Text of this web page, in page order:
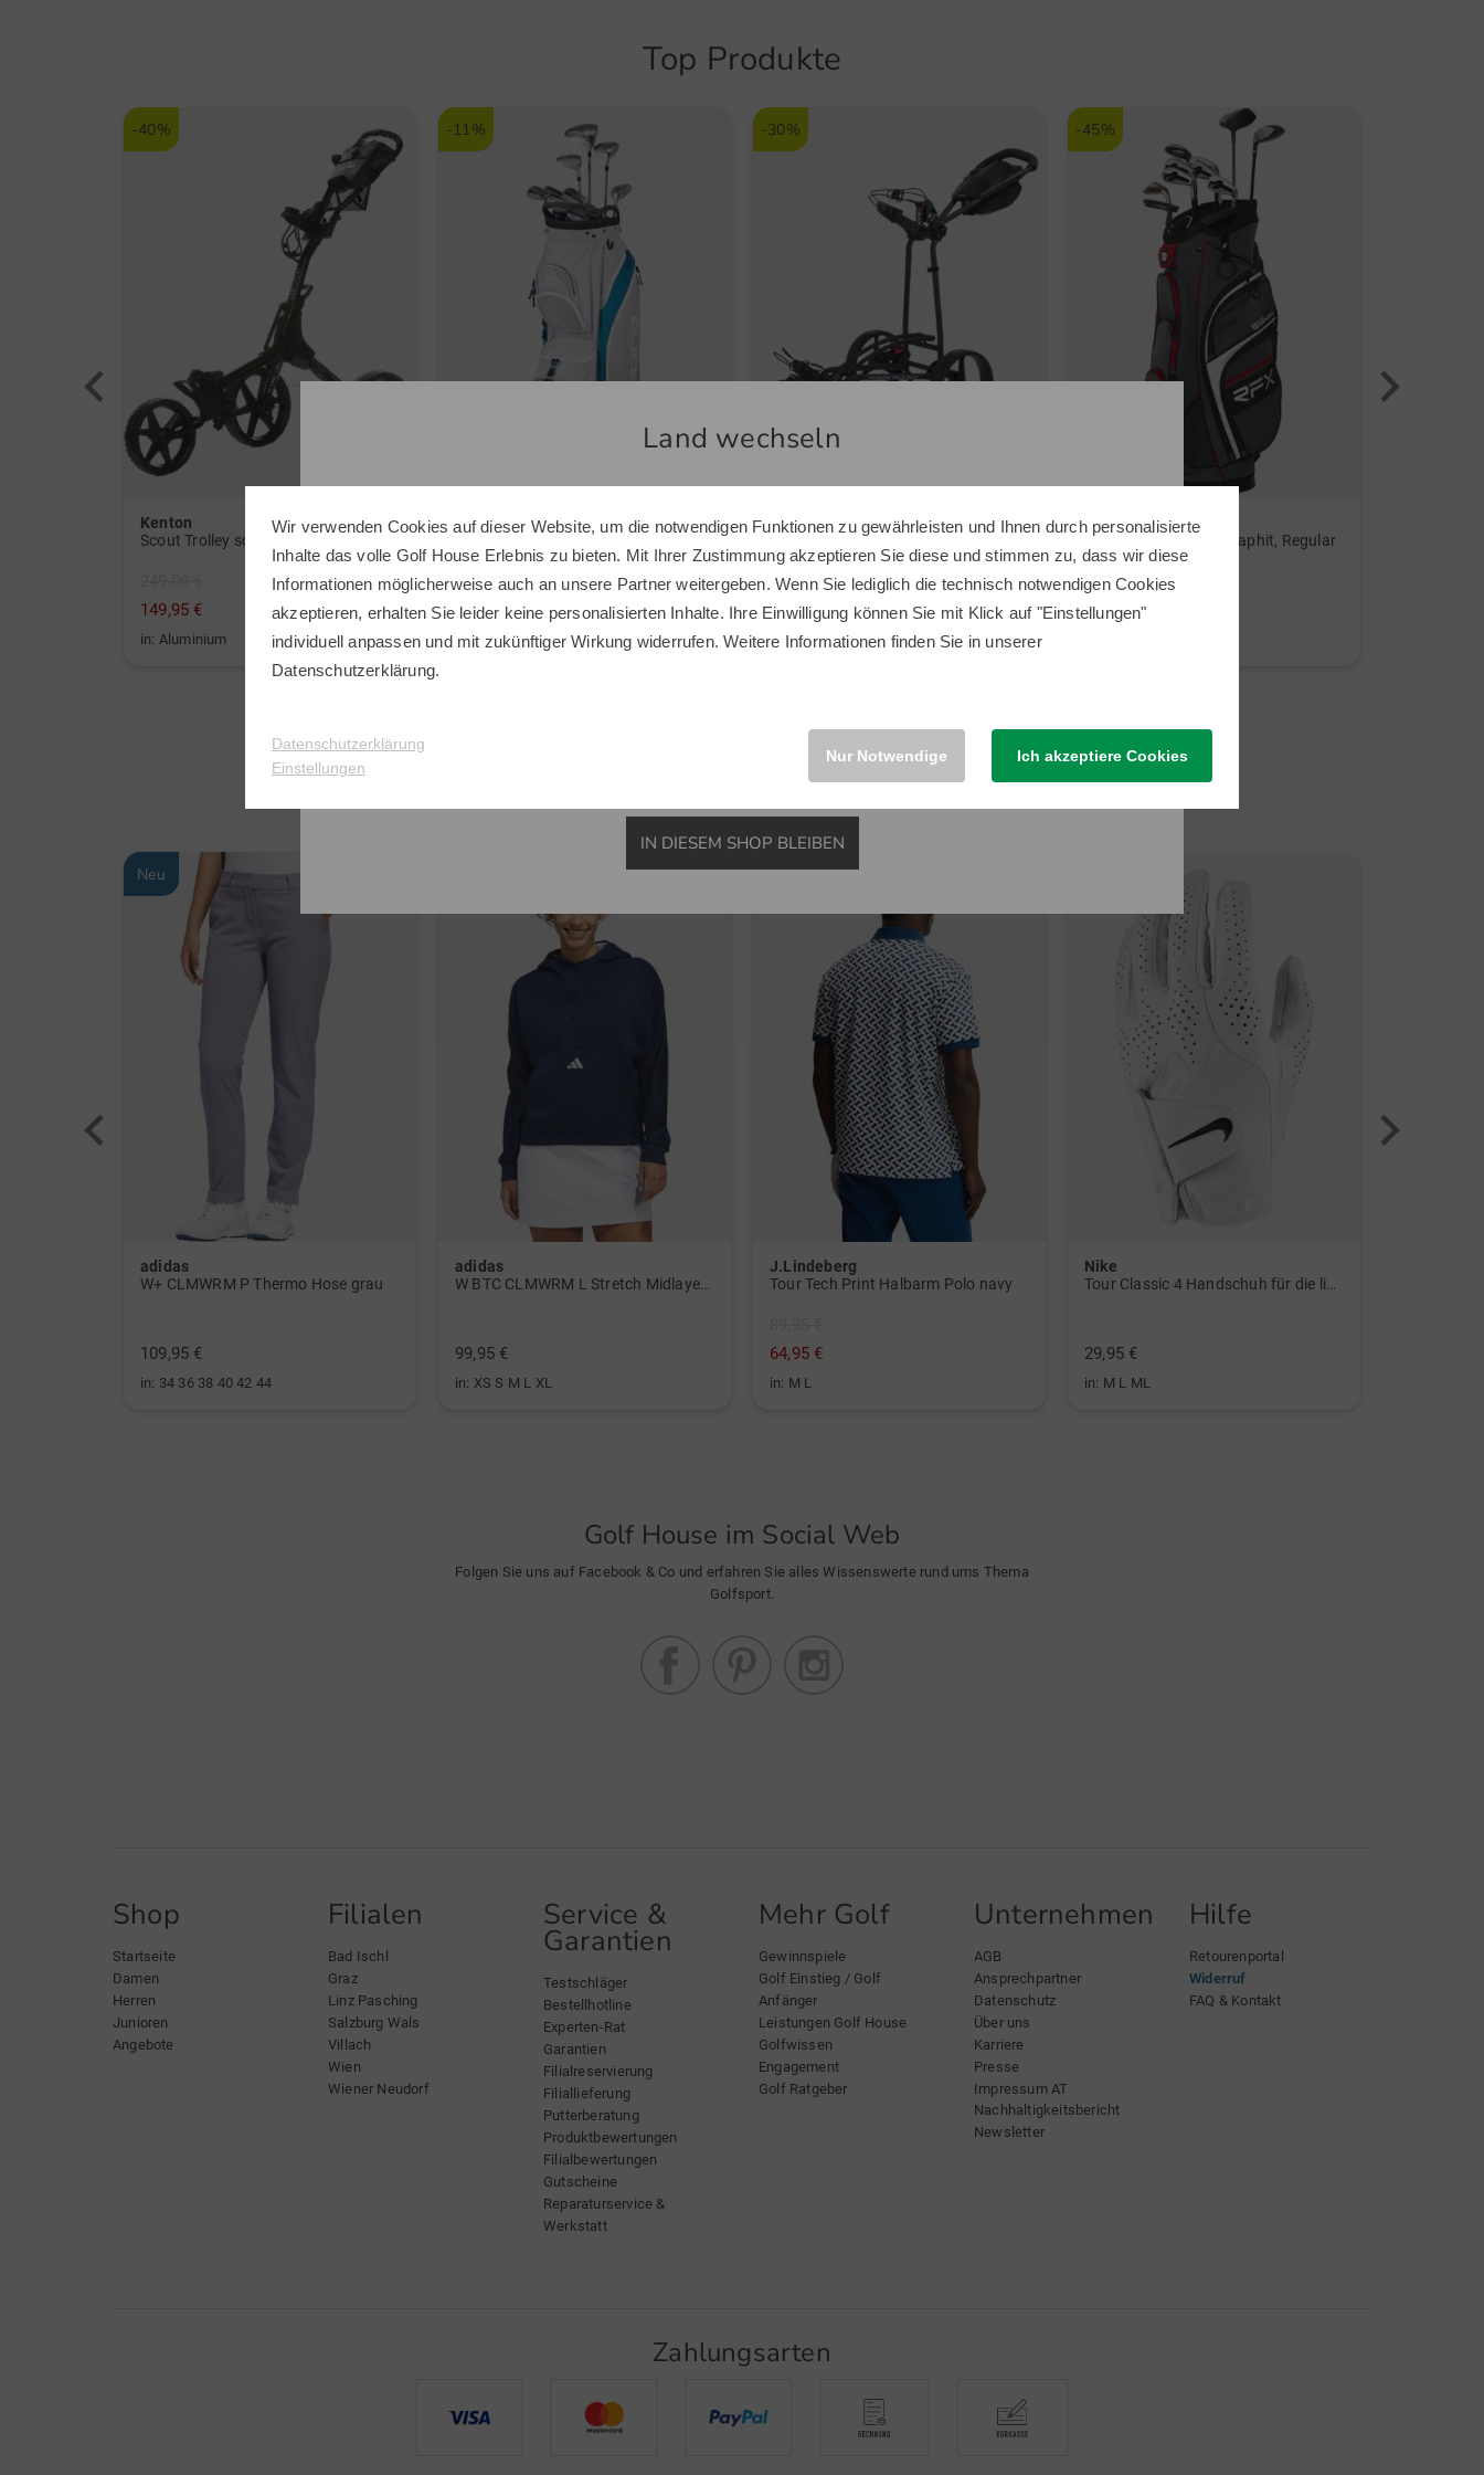
Top Produkte
-40%
Kenton
Scout Trolley schwarz
149,95 €
in: Aluminium
-11%
Cobra
FLY-XL Komplettset Graphit, Ladies
899,00 €
799,00 €
in: Sonstige
-30%
Big Max
Autofold FF Trolley schwarz
399,00 €
279,00 €
in: Sonstiges Material
-45%
Wilson
Reflex Komplettset Graphit, Regular
1.099,00 €
599,00 €
Neuheiten
Neu
adidas
W+ CLMWRM P Thermo Hose grau
109,95 €
in: 34 36 38 40 42 44
adidas
99,95 €
in: XS S M L XL
-28%
J.Lindeberg
Tour Tech Print Halbarm Polo navy
64,95 €
in: M L
Nike
29,95 €
in: M L ML
Golf House im Social Web
Folgen Sie uns auf Facebook & Co und erfahren Sie alles Wissenswerte rund ums Thema
Golfsport.
Shop
Startseite
Damen
Herren
Junioren
Angebote
Filialen
Bad Ischl
Graz
Linz Pasching
Salzburg Wals
Villach
Wien
Wiener Neudorf
Service &
Garantien
Testschläger
Bestellhotline
Experten-Rat
Garantien
Filialreservierung
Filiallieferung
Putterberatung
Produktbewertungen
Filialbewertungen
Gutscheine
Reparaturservice &
Werkstatt
Mehr Golf
Gewinnspiele
Golf Einstieg / Golf
Anfänger
Leistungen Golf House
Golfwissen
Engagement
Golf Ratgeber
Unternehmen
AGB
Ansprechpartner
Datenschutz
Über uns
Karriere
Presse
Impressum AT
Nachhaltigkeitsbericht
Newsletter
Hilfe
Retourenportal
Widerruf
FAQ & Kontakt
Zahlungsarten
Land wechseln
Sie scheinen sich in einem anderen Land zu befinden.
Möchten Sie den Golf House Shop wechseln?
IN DIESEM SHOP BLEIBEN
Wir verwenden Cookies auf dieser Website, um die notwendigen Funktionen zu gewährleisten und Ihnen durch personalisierte
Inhalte das volle Golf House Erlebnis zu bieten. Mit Ihrer Zustimmung akzeptieren Sie diese und stimmen zu, dass wir diese
Informationen möglicherweise auch an unsere Partner weitergeben. Wenn Sie lediglich die technisch notwendigen Cookies
akzeptieren, erhalten Sie leider keine personalisierten Inhalte. Ihre Einwilligung können Sie mit Klick auf "Einstellungen"
individuell anpassen und mit zukünftiger Wirkung widerrufen. Weitere Informationen finden Sie in unserer
Datenschutzerklärung.
Datenschutzerklärung
Einstellungen
Nur Notwendige Ich akzeptiere Cookies